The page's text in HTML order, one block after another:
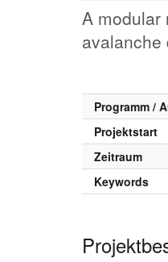
A modular
avalanche
Programm /
Projektstart
Zeitraum
Keywords